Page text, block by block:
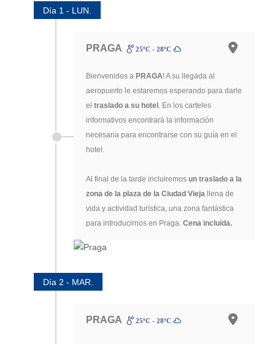
Día 1 - LUN.
PRAGA 25ºC - 28ºC
Bienvenidos a PRAGA! A su llegada al
aeropuerto le estaremos esperando para darle
el traslado a su hotel . En los carteles
informativos encontrará la información
necesaria para encontrarse con su guía en el
hotel.
Al final de la tarde incluiremos un traslado a la
zona de la plaza de la Ciudad Vieja llena de
vida y actividad turística, una zona fantástica
para introducirnos en Praga. Cena incluida.
Día 2 - MAR.
PRAGA 25ºC - 28ºC